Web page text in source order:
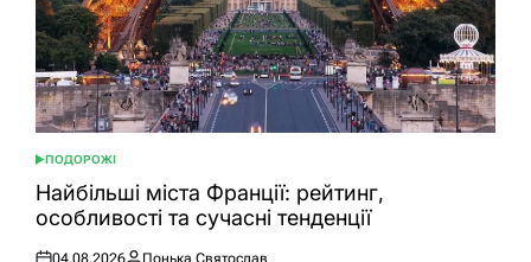
ОПУБЛІКУВАТИ
У
ПОДОРОЖІ
Найбільші міста Франції: рейтинг,
особливості та сучасні тенденції
04.08.2026 Понька Святослав